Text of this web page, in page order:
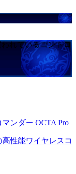
れているコントロ
ンダー OCTA Pro
性能ワイヤレスコ